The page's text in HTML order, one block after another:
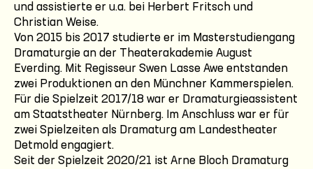
und assistierte er u.a. bei Herbert Fritsch und
Christian Weise.
Von 2015 bis 2017 studierte er im Masterstudiengang
Dramaturgie an der Theaterakademie August
Everding. Mit Regisseur Swen Lasse Awe entstanden
zwei Produktionen an den Münchner Kammerspielen.
Für die Spielzeit 2017/18 war er Dramaturgieassistent
am Staatstheater Nürnberg. Im Anschluss war er für
zwei Spielzeiten als Dramaturg am Landestheater
Detmold engagiert.
Seit der Spielzeit 2020/21 ist Arne Bloch Dramaturg